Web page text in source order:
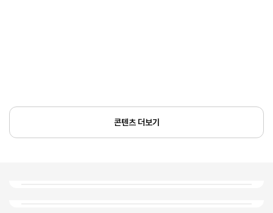
콘텐츠 더보기